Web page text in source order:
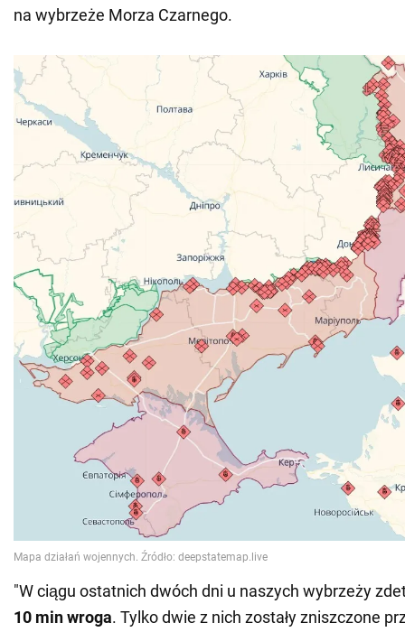
na wybrzeże Morza Czarnego.
"W ciągu ostatnich dwóch dni u naszych wybrzeży
10 min wroga. Tylko dwie z nich zostały zniszczone